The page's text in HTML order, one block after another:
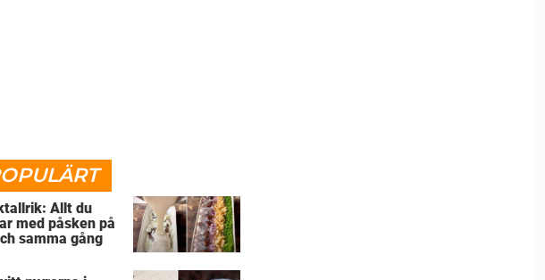
Allt du
med påsken på
samma gång